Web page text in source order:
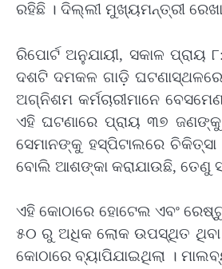
ରହିଛି । ଦିଲ୍ଲୀ ମୁଖ୍ୟମନ୍ତ୍ରୀ
ରିପୋର୍ଟ ଅନୁଯାୟୀ, ସକାଳ
ଦଶଟି ଦମକଳ ଗାଡ଼ି
ଅଗ୍ନିଶମ କର୍ମଚାରୀମାନେ
ଏହି ଘଟଣାରେ ପ୍ରାୟ ୩୭
ସେମାନଙ୍କୁ ହସ୍ପିଟାଲରେ
ବୋଲି ଆଶଙ୍କା କରାଯାଉଛି, ତେଣୁ
ଏହି କୋଠାରେ ହୋଟେଲ ଏବଂ
୫୦ ରୁ ଅଧିକ ଲୋକ ଉପସ୍ଥିତ ଥିବା
କୋଠାରେ ବ୍ୟାପିଯାଇଥିଲା ।